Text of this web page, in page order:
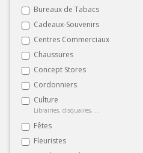
Bureaux de Tabacs
Cadeaux-Souvenirs
Centres Commerciaux
Chaussures
Concept Stores
Cordonniers
Culture
Librairies, disquaires, ...
Fêtes
Fleuristes